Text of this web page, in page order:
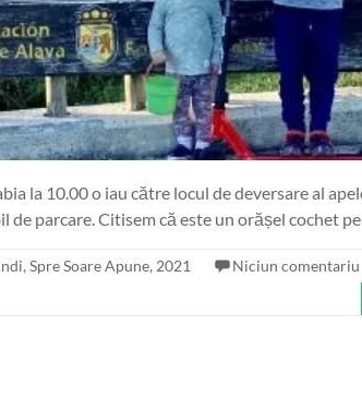
la 10.00 o iau către locul de deversare al
de parcare. Citisem că este un orășel cochet pe
, Spre Soare Apune, 2021
Niciun comentariu